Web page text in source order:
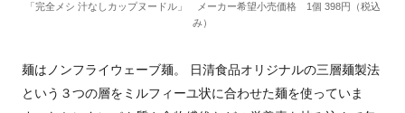
「完全メシ 汁なしカップヌードル」 メーカー希望小売価格 1個 398円（税込
み）
麺はノンフライウェーブ麺。 日清食品オリジナルの三層麺製法
という３つの層をミルフィーユ状に合わせた麺を使っていま